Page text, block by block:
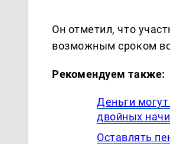
Он отметил, что
возможным сроком
Рекомендуем также:
Деньги
двойных
Оставлять